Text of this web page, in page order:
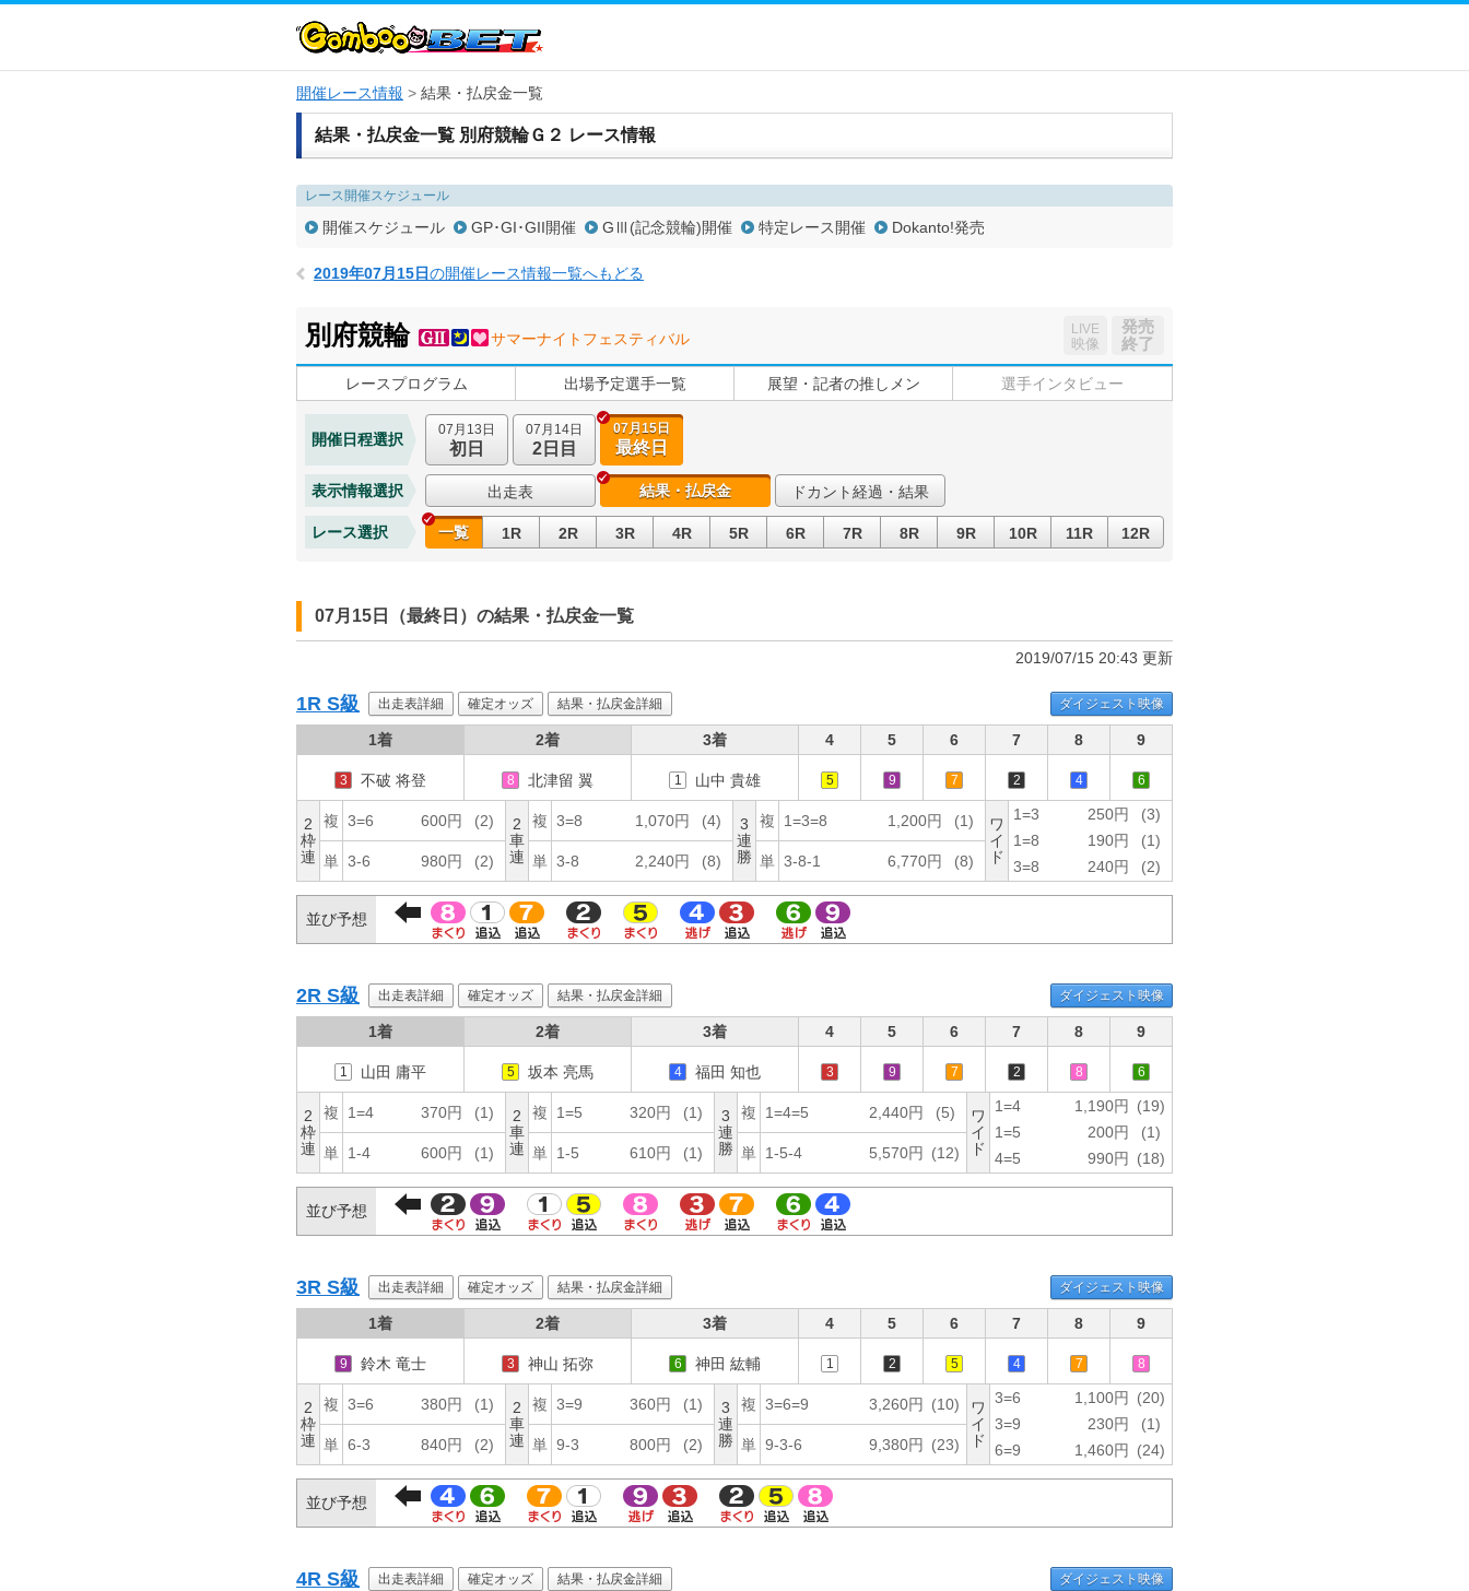
開催レース情報 結果・払戻金一覧
結果・払戻金一覧 別府競輪Ｇ２ レース情報
レース開催スケジュール
開催スケジュール GP･GI･GII開催 GⅢ(記念競輪)開催 特定レース開催 Dokanto!発売
2019年07月15日の開催レース情報一覧へもどる
別府競輪 サマーナイトフェスティバル
LIVE
映像
発売
終了
レースプログラム 出場予定選手一覧 展望・記者の推しメン 選手インタビュー
開催日程選択
07月13日
初日
07月14日
2日目
07月15日
最終日
表示情報選択 出走表 結果・払戻金 ドカント経過・結果
レース選択 一覧 1R 2R 3R 4R 5R 6R 7R 8R 9R 10R 11R 12R
07月15日（最終日）の結果・払戻金一覧
2019/07/15 20:43 更新
1R S級 出走表詳細 確定オッズ 結果・払戻金詳細 ダイジェスト映像
1着 2着 3着 4 5 6 7 8 9
3 不破 将登 8 北津留 翼 1 山中 貴雄 5 9 7 2 4 6
2
枠
連
複 3=6 600円 (2)
2
車
連
複 3=8 1,070円 (4)
3
連
勝
複 1=3=8 1,200円 (1)
ワ
イ
ド
1=3 250円
(3)
1=8
190円
(1)
3=8
240円 (2)
単 3-6 980円 (2) 単 3-8 2,240円 (8) 単 3-8-1 6,770円 (8)
並び予想
2R S級 出走表詳細 確定オッズ 結果・払戻金詳細 ダイジェスト映像
1着 2着 3着 4 5 6 7 8 9
1 山田 庸平 5 坂本 亮馬 4 福田 知也 3 9 7 2 8 6
2
枠
連
複 1=4 370円 (1)
2
車
連
複 1=5 320円 (1)
3
連
勝
複 1=4=5 2,440円 (5)
ワ
イ
ド
1=4 1,190円
(19)
1=5
200円
(1)
4=5
990円 (18)
単 1-4 600円 (1) 単 1-5 610円 (1) 単 1-5-4 5,570円 (12)
並び予想
3R S級 出走表詳細 確定オッズ 結果・払戻金詳細 ダイジェスト映像
1着 2着 3着 4 5 6 7 8 9
9 鈴木 竜士 3 神山 拓弥 6 神田 紘輔 1 2 5 4 7 8
2
枠
連
複 3=6 380円 (1)
2
車
連
複 3=9 360円 (1)
3
連
勝
複 3=6=9 3,260円 (10)
ワ
イ
ド
3=6 1,100円
(20)
3=9
230円
(1)
6=9
1,460円 (24)
単 6-3 840円 (2) 単 9-3 800円 (2) 単 9-3-6 9,380円 (23)
並び予想
4R S級 出走表詳細 確定オッズ 結果・払戻金詳細 ダイジェスト映像